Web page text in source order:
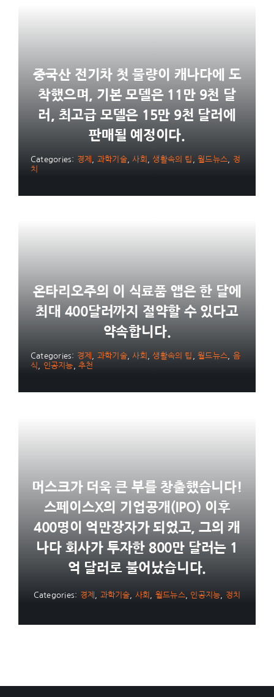
중국산 전기차 첫 물량이 캐나다에 도
착했으며, 기본 모델은 11만 9천 달
러, 최고급 모델은 15만 9천 달러에
판매될 예정이다.
Categories: 경제 과학기술,사회 ,생활속의 팁 ,월드뉴스
정
치
온타리오주의 이 식료품 앱은 한 달에
최대 400달러까지 절약할 수 있다고
약속합니다.
Categories: 경제 과학기술,사회 ,생활속의 팁 ,월드뉴스
음
식
인공지능 ,추천
머스크가 더욱 큰 부를 창출했습니다!
스페이스X의 기업공개(IPO) 이후
400명이 억만장자가 되었고, 그의 캐
나다 회사가 투자한 800만 달러는 1
억 달러로 불어났습니다.
Categories: 경제 과학기술 사회 월드뉴스, 인공지능 정치